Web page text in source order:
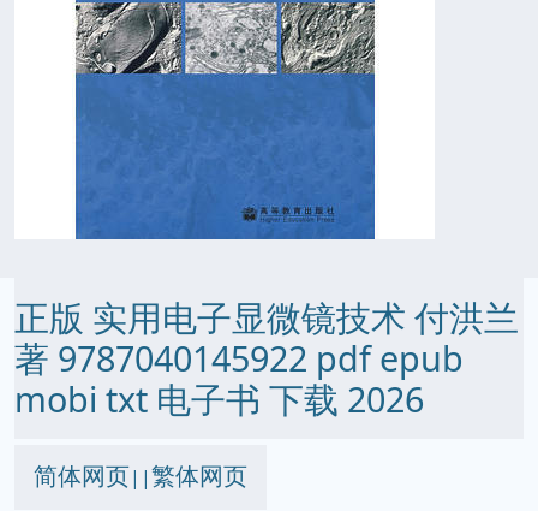
正版 实用电子显微镜技术 付洪兰
著 9787040145922 pdf epub
mobi txt 电子书 下载 2026
简体网页||繁体网页